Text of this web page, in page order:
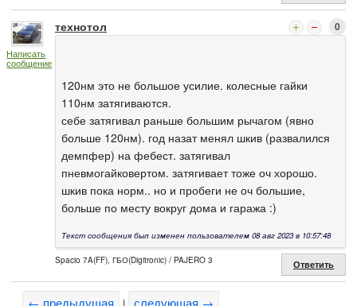
Написать
сообщение
технотол 0
120нм это не большое усилие. колесные гайки
110нм затягиваются.
себе затягивал раньше большим рычагом (явно
больше 120нм). год назат менял шкив (развалился
демпфер) на фебест. затягивал
пневмогайковертом. затягивает тоже оч хорошо.
шкив пока норм.. но и пробеги не оч большие,
больше по месту вокруг дома и гаража :)
Текст сообщения был изменен пользователем 08 авг 2023 в 10:57:48
Spacio 7A(FF), ГБО(Digitronic) / PAJERO 3 Ответить
← предыдущая следующая →